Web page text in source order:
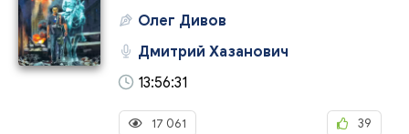
Олег Дивов
Дмитрий Хазанович
13:56:31
17 061 39